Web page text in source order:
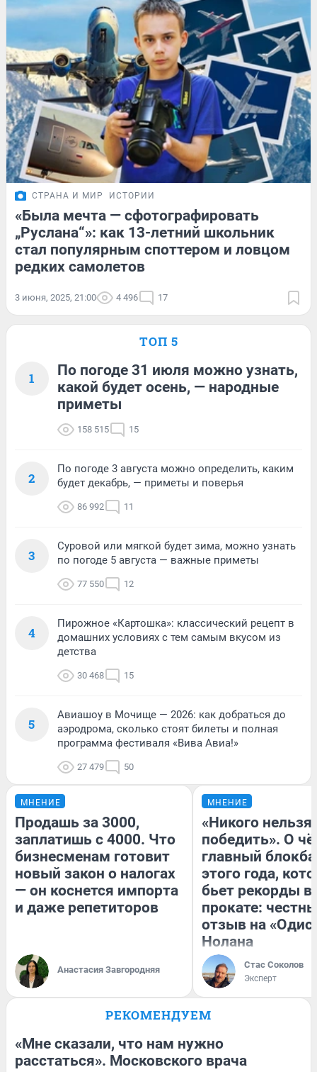
СТРАНА И МИР ИСТОРИИ
«Была мечта — сфотографировать
„Руслана“»: как 13-летний школьник
стал популярным споттером и ловцом
редких самолетов
3 июня, 2025, 21:00 4 496 17
ТОП 5
1
По погоде 31 июля можно узнать,
какой будет осень, — народные
приметы
158 515 15
2
По погоде 3 августа можно определить, каким
будет декабрь, — приметы и поверья
86 992 11
3
Суровой или мягкой будет зима, можно узнать
по погоде 5 августа — важные приметы
77 550 12
4
Пирожное «Картошка»: классический рецепт в
домашних условиях с тем самым вкусом из
детства
30 468 15
5
Авиашоу в Мочище — 2026: как добраться до
аэродрома, сколько стоят билеты и полная
программа фестиваля «Вива Авиа!»
27 479 50
МНЕНИЕ
Продашь за 3000,
заплатишь с 4000. Что
бизнесменам готовит
новый закон о налогах
— он коснется импорта
и даже репетиторов
Анастасия Завгородняя
МНЕНИЕ
«Никого нельзя
победить». О
главный
этого года,
бьет рекорды в
прокате:
отзыв на
Нолана
Стас Соколов
Эксперт
РЕКОМЕНДУЕМ
«Мне сказали, что нам нужно
расстаться». Московского врача